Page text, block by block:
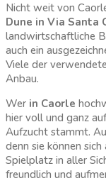
Nicht weit von
Dune in Via Santa
landwirtschaftliche
auch ein
Viele der
Anbau.
Wer in Caorle
hier voll und ganz
Aufzucht stammt.
denn sie können
Spielplatz in aller
freundlich und